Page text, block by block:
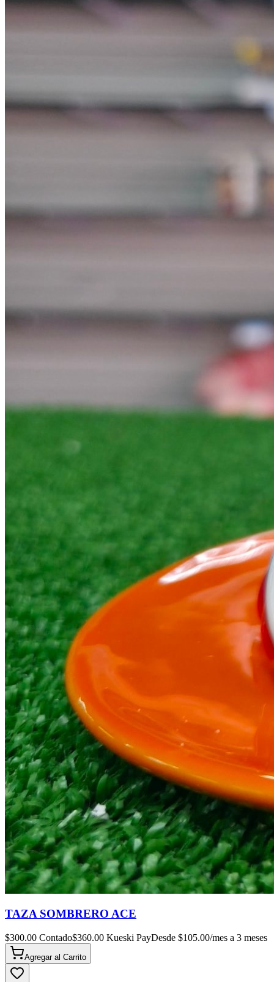
TAZA SOMBRERO ACE
$300.00 Contado$360.00 Kueski PayDesde $105.00/mes a 3 meses
Agregar al Carrito